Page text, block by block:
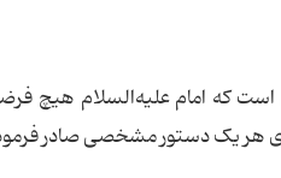
که امام علیه‌السلام هیچ
هر یک دستور مشخصی صادر